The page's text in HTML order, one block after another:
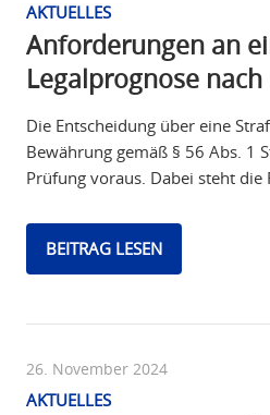
AKTUELLES
Anforderungen an
Legalprognose nach
Die Entscheidung über eine
Bewährung gemäß § 56 Abs. 1
Prüfung voraus. Dabei steht
BEITRAG LESEN
26. November 2024
AKTUELLES